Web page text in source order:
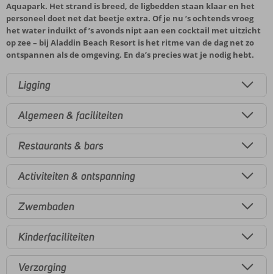
Aquapark. Het strand is breed, de ligbedden staan klaar en het
personeel doet net dat beetje extra. Of je nu ’s ochtends vroeg
het water induikt of ’s avonds nipt aan een cocktail met uitzicht
op zee – bij Aladdin Beach Resort is het ritme van de dag net zo
ontspannen als de omgeving. En da’s precies wat je nodig hebt.
Ligging
Algemeen & faciliteiten
Restaurants & bars
Activiteiten & ontspanning
Zwembaden
Kinderfaciliteiten
Verzorging